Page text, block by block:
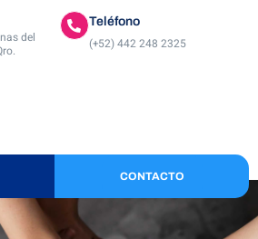
del
Teléfono
(+52) 442 248 2325
CONTACTO